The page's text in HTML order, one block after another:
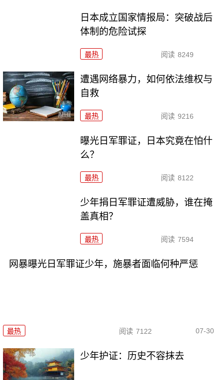
日本成立国家情报局：突破战后
体制的危险试探
最热 阅读 8249
遭遇网络暴力，如何依法维权与
自救
最热 阅读 9216
曝光日军罪证，日本究竟在怕什
么？
最热 阅读 8122
少年捐日军罪证遭威胁，谁在掩
盖真相？
最热 阅读 7594
网暴曝光日军罪证少年，施暴者面临何种严惩
最热 阅读 7122 07-30
少年护证：历史不容抹去